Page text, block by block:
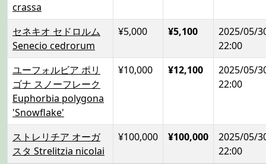
crassa
セネキオ セドロルム
Senecio cedrorum
¥5,000 ¥5,100
2025/05/
22:00
ユーフォルビア ポリ
ゴナ スノーフレーク
Euphorbia polygona
'Snowflake'
¥10,000 ¥12,100
2025/05/
22:00
ストレリチア オーガ
スタ Strelitzia nicolai
¥100,000 ¥100,000
2025/05/
22:00